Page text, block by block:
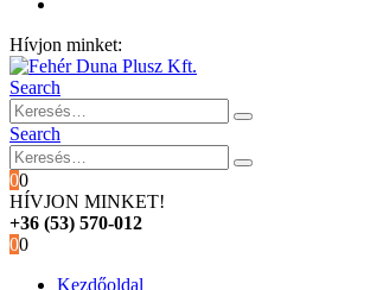
Hívjon minket:
Search
Search
00
HÍVJON MINKET!
+36 (53) 570-012
00
Kezdőoldal